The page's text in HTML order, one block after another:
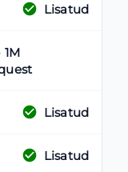
Lisatud
1M
Lisatud
Lisatud